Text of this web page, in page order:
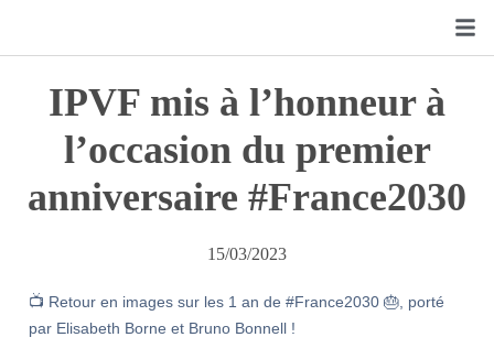
IPVF mis à l’honneur à
l’occasion du premier
anniversaire #France2030
15/03/2023
📺 Retour en images sur les 1 an de #France2030 🎂, porté
par Elisabeth Borne et Bruno Bonnell !